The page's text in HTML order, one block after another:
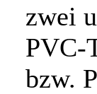
zwei
PVC-
bzw.